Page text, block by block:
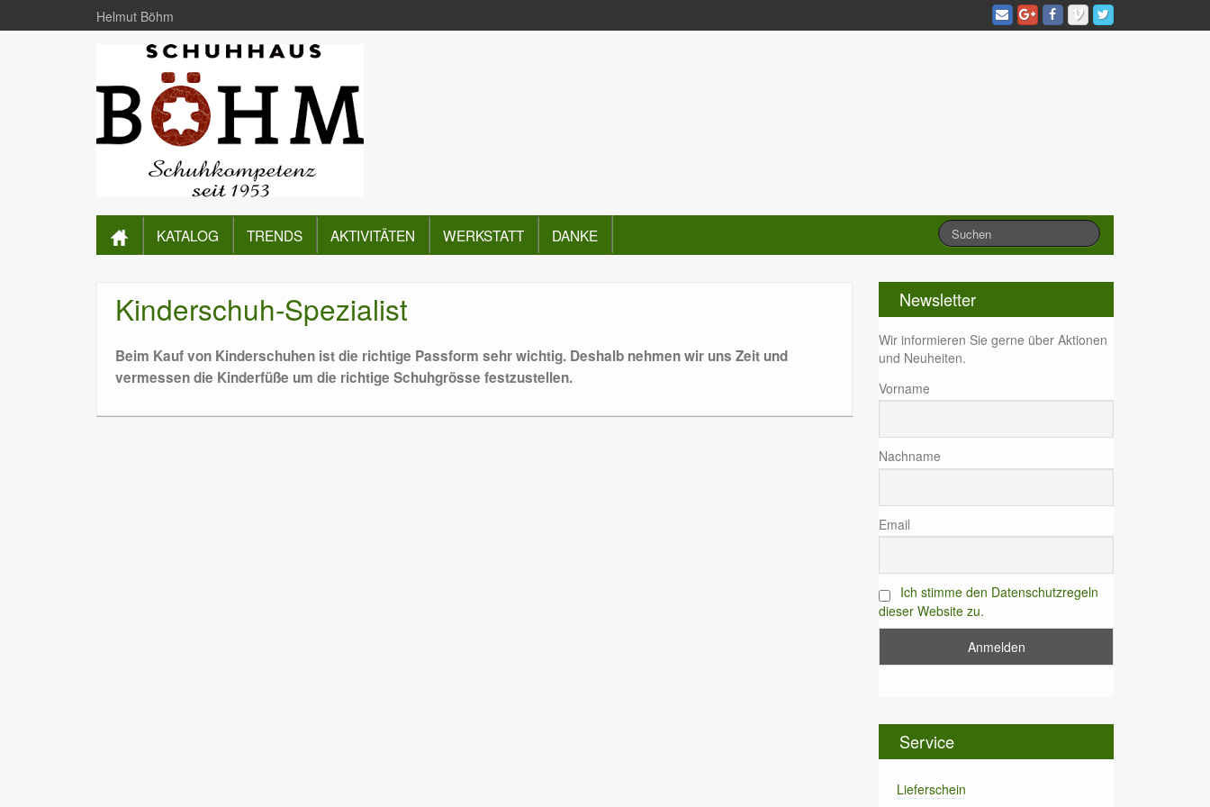
Helmut Böhm
KATALOG TRENDS AKTIVITÄTEN WERKSTATT DANKE
Kinderschuh-Spezialist
Beim Kauf von Kinderschuhen ist die richtige Passform sehr wichtig. Deshalb nehmen wir uns Zeit und
vermessen die Kinderfüße um die richtige Schuhgrösse festzustellen.
Newsletter
Wir informieren Sie gerne über Aktionen
und Neuheiten.
Vorname
Nachname
Email
Ich stimme den Datenschutzregeln
dieser Website zu.
Service
Lieferschein